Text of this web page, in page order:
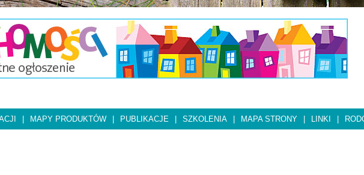
MAPY PRODUKTÓW PUBLIKACJE SZKOLENIA MAPA STRONY LINKI